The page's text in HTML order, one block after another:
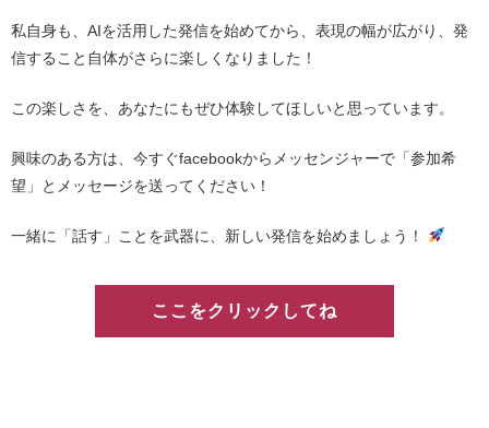
私自身も、AIを活用した発信を始めてから、表現の幅が広がり、発
信すること自体がさらに楽しくなりました！
この楽しさを、あなたにもぜひ体験してほしいと思っています。
興味のある方は、今すぐfacebookからメッセンジャーで「参加希
望」とメッセージを送ってください！
一緒に「話す」ことを武器に、新しい発信を始めましょう！
ここをクリックしてね